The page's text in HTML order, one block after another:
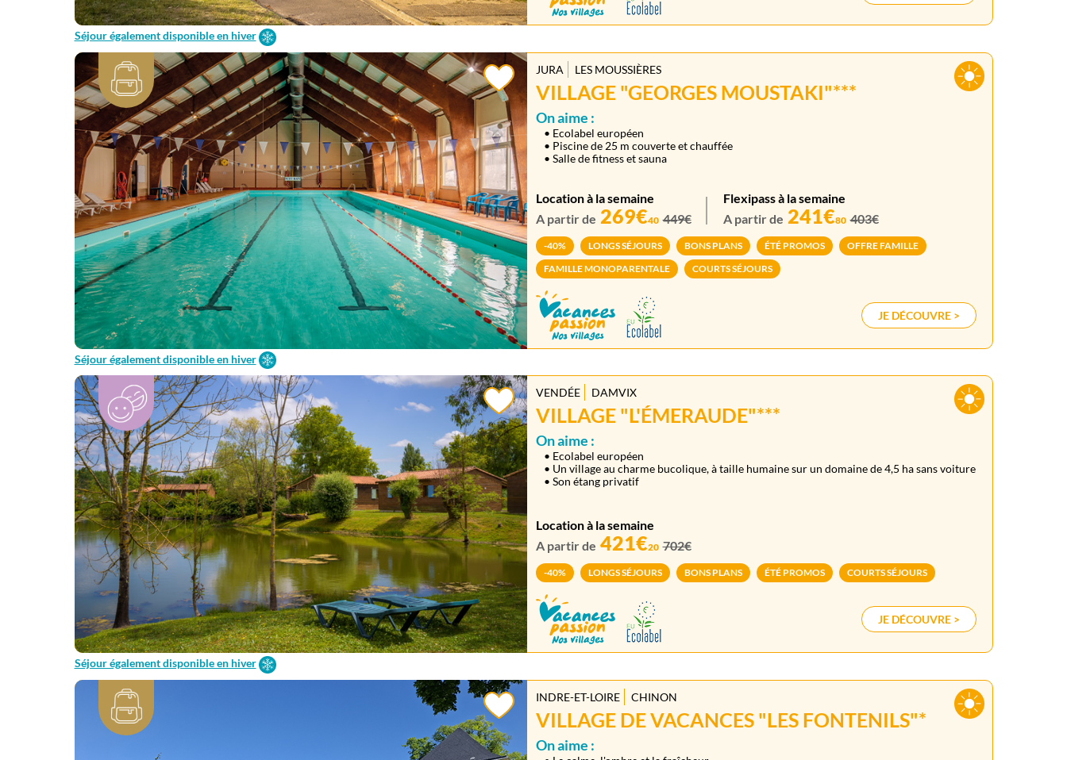
Séjour également disponible en hiver
JURA LES MOUSSIÈRES
VILLAGE "GEORGES MOUSTAKI"***
On aime :
• Ecolabel européen
• Piscine de 25 m couverte et chauffée
• Salle de fitness et sauna
Location à la semaine
A partir de 269€40 449€
Flexipass à la semaine
A partir de 241€80 403€
-40% LONGS SÉJOURS BONS PLANS ÉTÉ PROMOS
OFFRE FAMILLE
FAMILLE MONOPARENTALE
COURTS SÉJOURS
JE DÉCOUVRE >
Séjour également disponible en hiver
VENDÉE DAMVIX
VILLAGE "L'ÉMERAUDE"***
On aime :
• Ecolabel européen
• Un village au charme bucolique, à taille humaine sur un domaine de 4,5 ha sans voiture
• Son étang privatif
Location à la semaine
A partir de 421€20 702€
-40% LONGS SÉJOURS BONS PLANS ÉTÉ PROMOS COURTS SÉJOURS
JE DÉCOUVRE >
Séjour également disponible en hiver
INDRE-ET-LOIRE CHINON
VILLAGE DE VACANCES "LES FONTENILS"*
On aime :